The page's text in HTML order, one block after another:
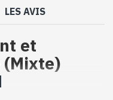
LES AVIS
et
argent